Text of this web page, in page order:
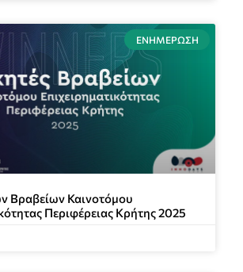
ΕΝΗΜΈΡΩΣΗ
Βραβείων Καινοτόμου
Περιφέρειας Κρήτης 2025